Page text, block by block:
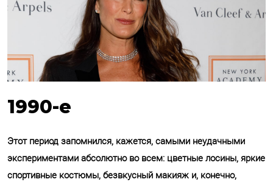
1990-е
Этот период запомнился, кажется, самыми неудачными
экспериментами абсолютно во всем: цветные лосины, яркие
спортивные костюмы, безвкусный макияж и, конечно,